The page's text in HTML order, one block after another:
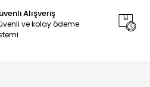
Alışveriş
ve kolay ödeme